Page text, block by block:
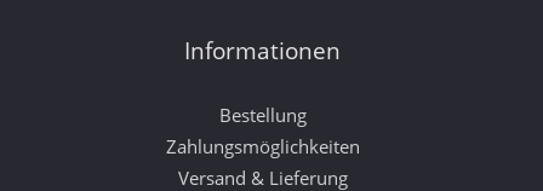
Informationen
Bestellung
Zahlungsmöglichkeiten
Versand & Lieferung